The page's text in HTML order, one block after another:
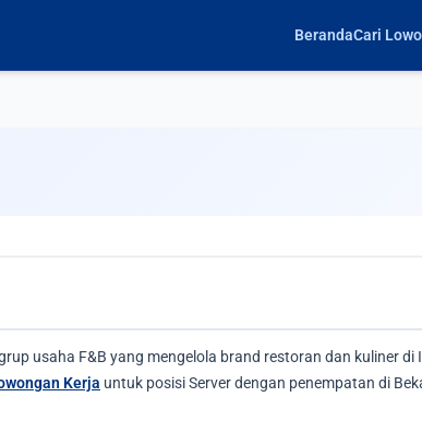
BerandaCari
usaha F&B yang mengelola brand restoran dan kuliner di
Kerja untuk posisi Server dengan penempatan di